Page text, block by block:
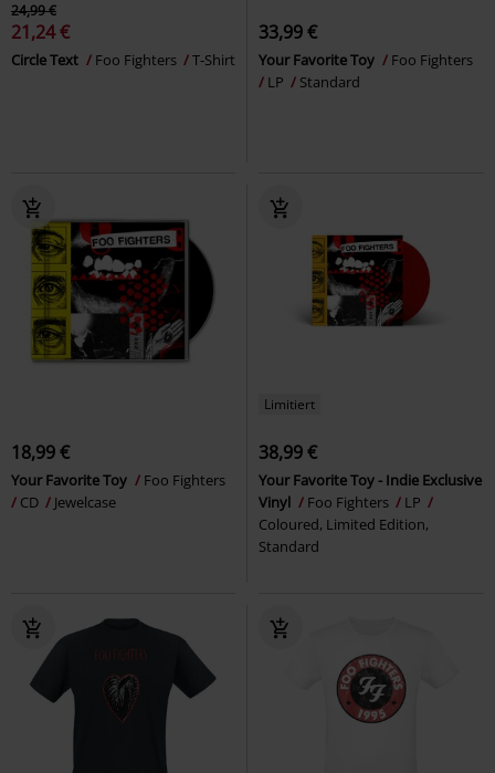
24,99 €
21,24 €
Circle Text Foo Fighters T-Shirt
33,99 €
Your Favorite Toy
Foo Fighters
LP
Standard
18,99 €
Your Favorite Toy
Foo Fighters
CD
Jewelcase
Limitiert
38,99 €
Your Favorite Toy - Indie Exclusive
Vinyl
Foo Fighters
LP
Coloured, Limited Edition,
Standard